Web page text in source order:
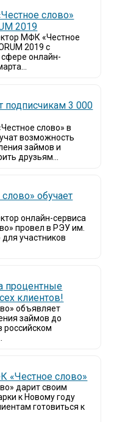
слово»
2019
МФК «Честное
2019 с
онлайн-
подписчикам 3 000
слово» в
возможность
займов и
друзьям...
обучает
онлайн-сервиса
провел в РЭУ им.
участников
процентные
клиентов!
объявляет
займов до
российском
«Честное слово»
дарит своим
к Новому году
готовиться к